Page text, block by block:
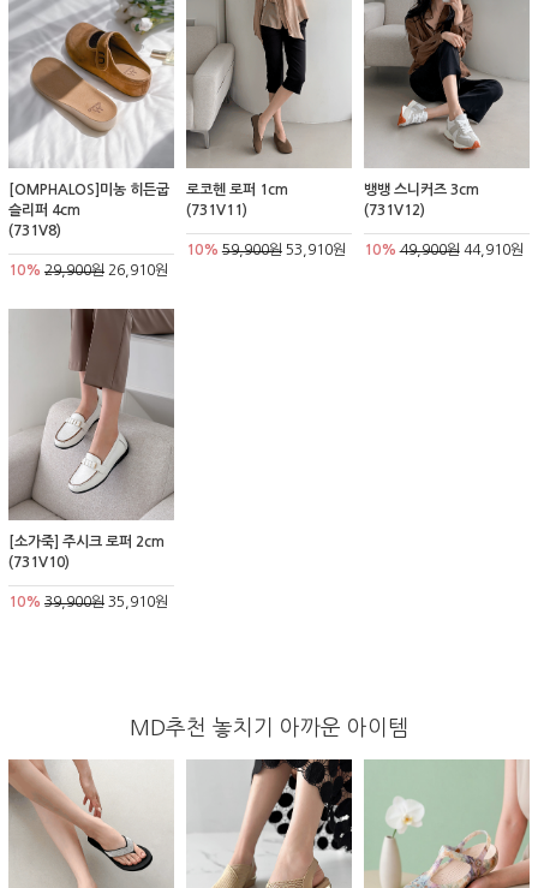
[OMPHALOS]미농 히든굽
슬리퍼 4cm
(731V8)
10% 29,900원 26,910원
로코헨 로퍼 1cm
(731V11)
10% 59,900원53,910원
뱅뱅 스니커즈 3cm
(731V12)
10% 49,900원44,910원
[소가죽] 주시크 로퍼 2cm
(731V10)
10% 39,900원 35,910원
MD추천 놓치기 아까운 아이템